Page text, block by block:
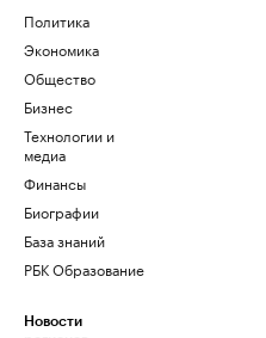
Политика
Экономика
Общество
Бизнес
Технологии и
медиа
Финансы
Биографии
База знаний
РБК Образование
Новости